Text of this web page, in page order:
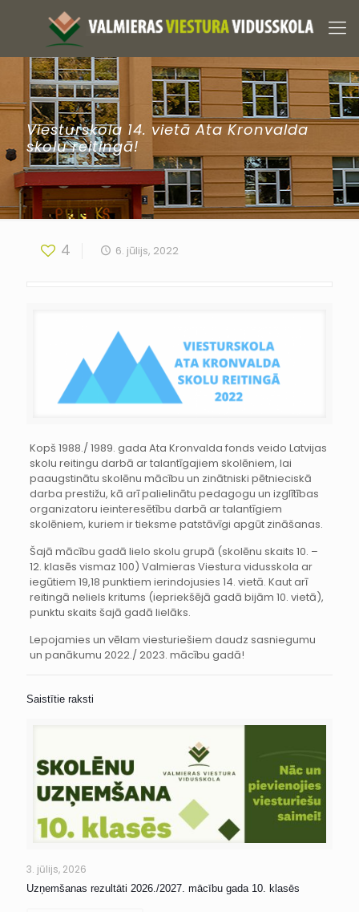
Viesturskola 14. vietā Ata Kronvalda
skolu reitingā!
4 6. jūlijs, 2022
Kopš 1988./ 1989. gada Ata Kronvalda fonds veido Latvijas
skolu reitingu darbā ar talantīgajiem skolēniem, lai
paaugstinātu skolēnu mācību un zinātniski pētnieciskā
darba prestižu, kā arī palielinātu pedagogu un izglītības
organizatoru ieinteresētību darbā ar talantīgiem
skolēniem, kuriem ir tieksme patstāvīgi apgūt zināšanas.
Šajā mācību gadā lielo skolu grupā (skolēnu skaits 10. –
12. klasēs vismaz 100) Valmieras Viestura vidusskola ar
iegūtiem 19,18 punktiem ierindojusies 14. vietā. Kaut arī
reitingā neliels kritums (iepriekšējā gadā bijām 10. vietā),
punktu skaits šajā gadā lielāks.
Lepojamies un vēlam viesturiešiem daudz sasniegumu
un panākumu 2022./ 2023. mācību gadā!
Saistītie raksti
3. jūlijs, 2026
Uzņemšanas rezultāti 2026./2027. mācību gada 10. klasēs